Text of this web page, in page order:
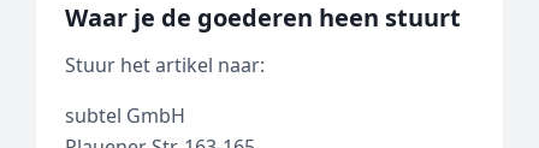
Waar je de goederen heen stuurt
Stuur het artikel naar:
subtel GmbH